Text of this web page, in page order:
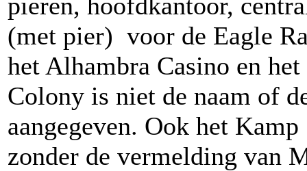
(met pier) voor de Eagle
het Alhambra Casino en
Colony is niet de naam of
aangegeven. Ook het
zonder de vermelding